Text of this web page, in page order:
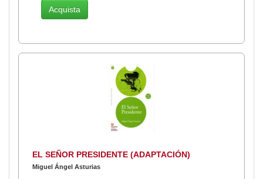
Acquista
EL SEÑOR PRESIDENTE (ADAPTACIÓN)
Miguel Ángel Asturias